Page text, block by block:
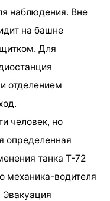
наблюдения. Вне
на башне
Для
отделением
человек, но
определенная
танка Т-72
механика-водителя
Эвакуация